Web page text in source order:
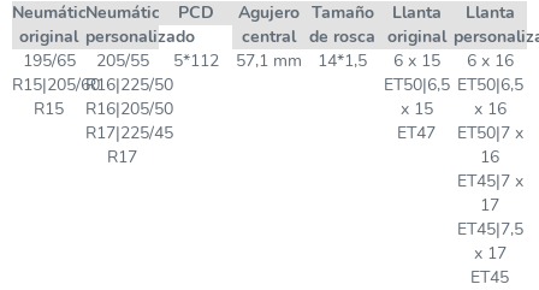
Neumático
original
Neumático
personalizado
PCD
Agujero
central
Tamaño
de rosca
Llanta
original
Llanta
195/65
R15|205/60
R15
205/55
R16|225/50
R16|205/50
R17|225/45
R17
5*112 57,1 mm 14*1,5
6 x 15
ET50|6,5
x 15
ET47
6 x 16
ET50|6,5
x 16
ET50|7 x
16
ET45|7 x
17
ET45|7,5
x 17
ET45